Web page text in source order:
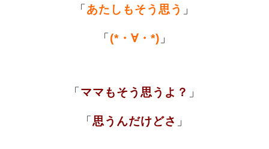
「 あたしもそう思う 」
「(*・∀・*) 」
「 ママもそう思うよ？ 」
「 思うんだけどさ 」